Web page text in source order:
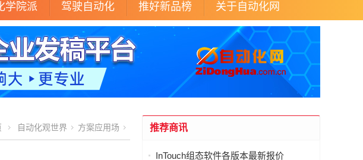
学院派 驾驶自动化 推好新品榜 关于自动化网
自动化观世界 方案应用场 推荐商讯
InTouch组态软件各版本最新报价